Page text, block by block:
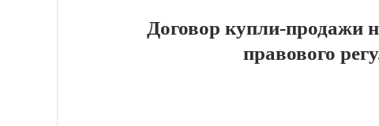
Договор купли-продажи
правового